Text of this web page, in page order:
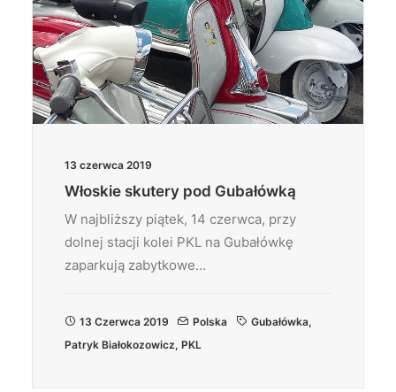
13 czerwca 2019
Włoskie skutery pod Gubałówką
W najbliższy piątek, 14 czerwca, przy
dolnej stacji kolei PKL na Gubałówkę
zaparkują zabytkowe…
13 Czerwca 2019 Polska Gubałówka,
Patryk Białokozowicz, PKL